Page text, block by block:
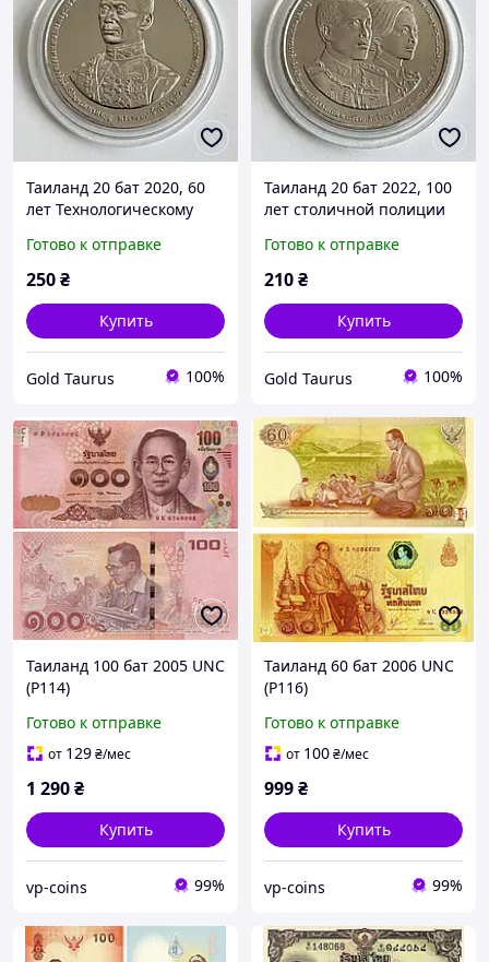
Таиланд 20 бат 2020, 60
лет Технологическому
короля Монгкута
Готово к отправке
250₴
Купить
Gold Taurus 100%
Таиланд 20 бат 2022, 100
лет столичной полиции
Готово к отправке
210₴
Купить
Gold Taurus 100%
Таиланд 100 бат 2005 UNC
(P114)
Готово к отправке
от 129₴/мес
1 290₴
Купить
vp-coins 99%
Таиланд 60 бат 2006 UNC
(P116)
Готово к отправке
от 100₴/мес
999₴
Купить
vp-coins 99%